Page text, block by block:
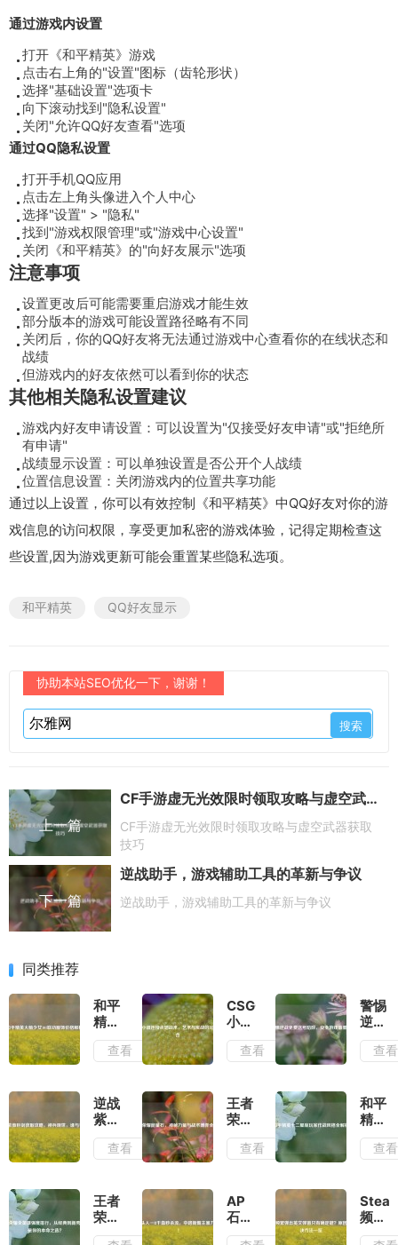
通过游戏内设置
打开《和平精英》游戏
点击右上角的"设置"图标（齿轮形状）
选择"基础设置"选项卡
向下滚动找到"隐私设置"
关闭"允许QQ好友查看"选项
通过QQ隐私设置
打开手机QQ应用
点击左上角头像进入个人中心
选择"设置" > "隐私"
找到"游戏权限管理"或"游戏中心设置"
关闭《和平精英》的"向好友展示"选项
注意事项
设置更改后可能需要重启游戏才能生效
部分版本的游戏可能设置路径略有不同
关闭后，你的QQ好友将无法通过游戏中心查看你的在线状态和
战绩
但游戏内的好友依然可以看到你的状态
其他相关隐私设置建议
游戏内好友申请设置：可以设置为"仅接受好友申请"或"拒绝所
有申请"
战绩显示设置：可以单独设置是否公开个人战绩
位置信息设置：关闭游戏内的位置共享功能
通过以上设置，你可以有效控制《和平精英》中QQ好友对你的游
戏信息的访问权限，享受更加私密的游戏体验，记得定期检查这
些设置,因为游戏更新可能会重置某些隐私选项。
和平精英 QQ好友显示
协助本站SEO优化一下，谢谢！
上一篇
CF手游虚无光效限时领取攻略与虚空武器获取技巧
CF手游虚无光效限时领取攻略与虚空武器获取
技巧
下一篇
逆战助手，游戏辅助工具的革新与争议
逆战助手，游戏辅助工具的革新与争议
同类推荐
和平
精英
火箭
少女
服饰
价格
查看
CSGO
小镇
连接
点烟
艺术
与实
完美
结合
查看
警惕
逆战
免费
送号
安全
游戏
查看
逆战
紫薇
巨剑
获取
神兵
现
查看
王者
荣耀
能量
石，
与战
术博
查看
和平
精英
十二
星座
风格
全解
查看
王者
荣耀
全英
AP
石头
人一
频繁
弹出